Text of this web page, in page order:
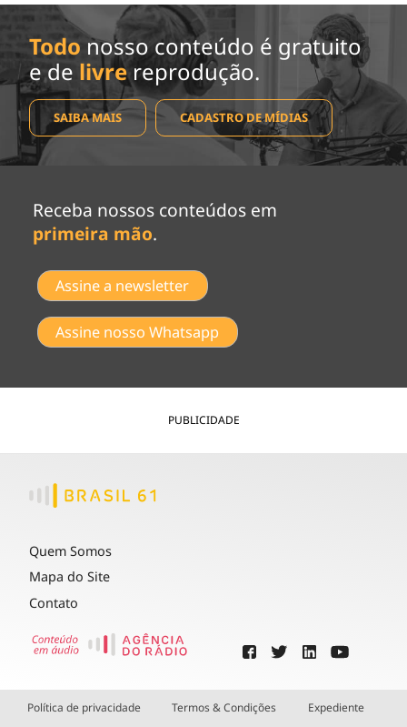
Todo nosso conteúdo é gratuito
e de livrereprodução.
SAIBA MAIS CADASTRO DE MÍDIAS
Receba nossos conteúdos em
primeira mão.
Assine a newsletter
Assine nosso Whatsapp
PUBLICIDADE
Quem Somos
Mapa do Site
Contato
Política de privacidade Termos & Condições Expediente